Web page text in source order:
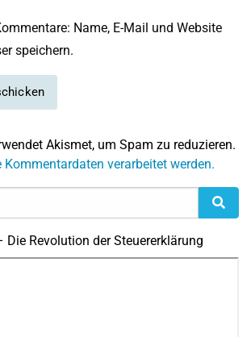
Name, E-Mail und Website
speichern.
Akismet, um Spam zu reduzieren.
Kommentardaten verarbeitet werden.
Die Revolution der Steuererklärung